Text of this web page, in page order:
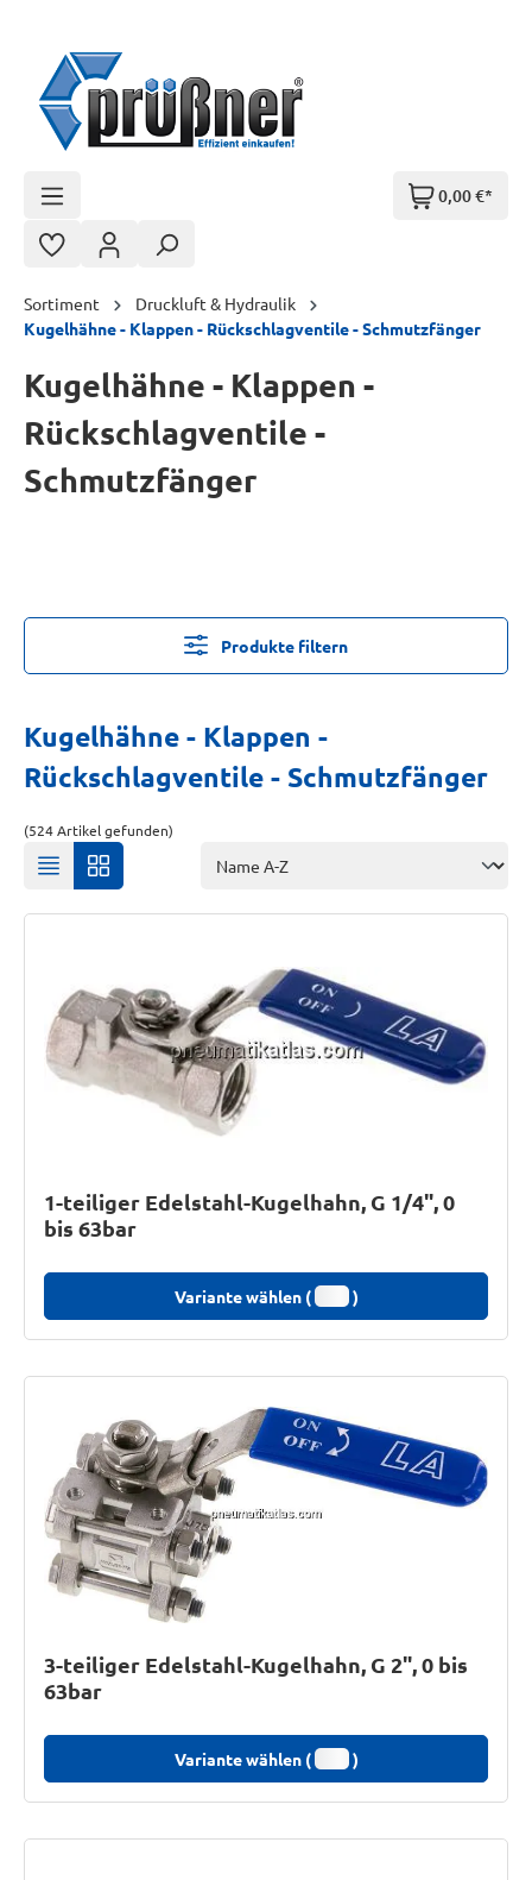
0,00 €*
Sortiment
Druckluft & Hydraulik
Kugelhähne - Klappen - Rückschlagventile - Schmutzfänger
Kugelhähne - Klappen -
Rückschlagventile -
Schmutzfänger
Produkte filtern
Kugelhähne - Klappen -
Rückschlagventile - Schmutzfänger
(524 Artikel gefunden)
1-teiliger Edelstahl-Kugelhahn, G 1/4", 0
bis 63bar
Variante wählen ( )
3-teiliger Edelstahl-Kugelhahn, G 2", 0 bis
63bar
Variante wählen ( )